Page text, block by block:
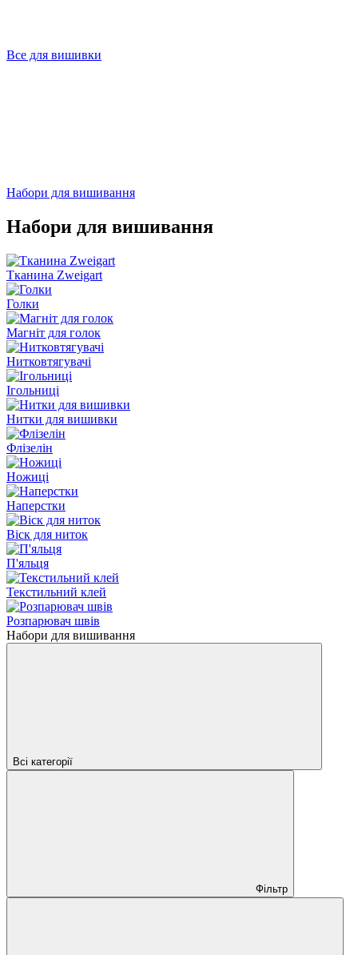
Все для вишивки
Набори для вишивання
Набори для вишивання
Тканина Zweigart
Голки
Магніт для голок
Нитковтягувачі
Ігольниці
Нитки для вишивки
Флізелін
Ножиці
Наперстки
Віск для ниток
П'яльця
Текстильний клей
Розпарювач швів
Набори для вишивання
Всі категорії
Фільтр